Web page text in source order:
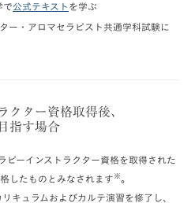
で公式テキスト を学ぶ
ー・アロマセラピスト共通学科試験に
クター資格取得後、
指す場合
ピーインストラクター資格を取得された
したものとみなされます ※ 。
キュラムおよびカルテ演習を修了し、